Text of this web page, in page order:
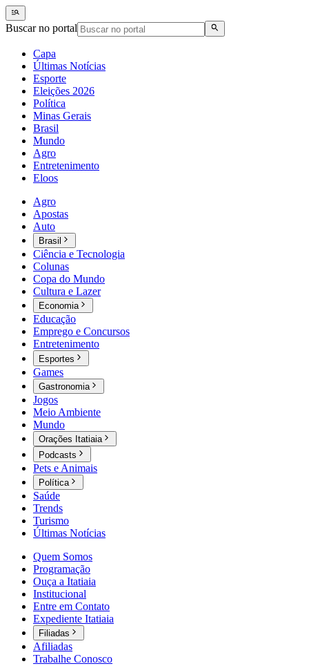
Buscar no portal
Capa
Últimas Notícias
Esporte
Eleições 2026
Política
Minas Gerais
Brasil
Mundo
Agro
Entretenimento
Eloos
Agro
Apostas
Auto
Brasil
Ciência e Tecnologia
Colunas
Copa do Mundo
Cultura e Lazer
Economia
Educação
Emprego e Concursos
Entretenimento
Esportes
Games
Gastronomia
Jogos
Meio Ambiente
Mundo
Orações Itatiaia
Podcasts
Pets e Animais
Política
Saúde
Trends
Turismo
Últimas Notícias
Quem Somos
Programação
Ouça a Itatiaia
Institucional
Entre em Contato
Expediente Itatiaia
Filiadas
Afiliadas
Trabalhe Conosco